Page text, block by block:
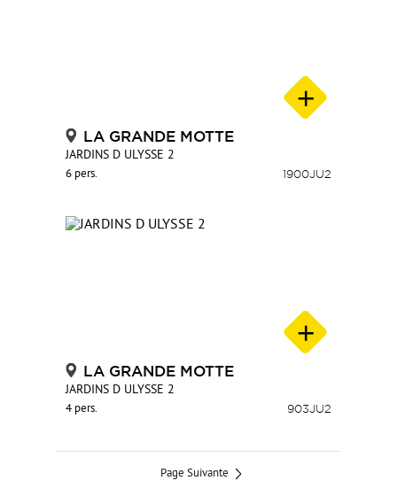
LA GRANDE MOTTE
JARDINS D ULYSSE 2
6 pers. 1900JU2
LA GRANDE MOTTE
JARDINS D ULYSSE 2
4 pers. 903JU2
Page Suivante